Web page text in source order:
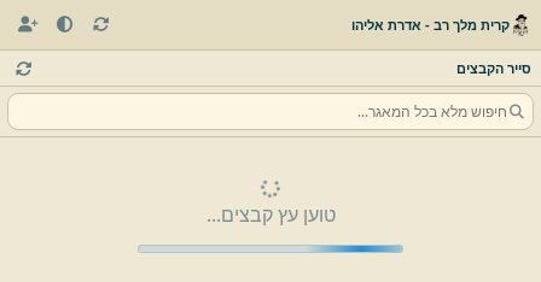
קרית מלך רב - אדרת אליהו
סייר הקבצים
טוען עץ קבצים...